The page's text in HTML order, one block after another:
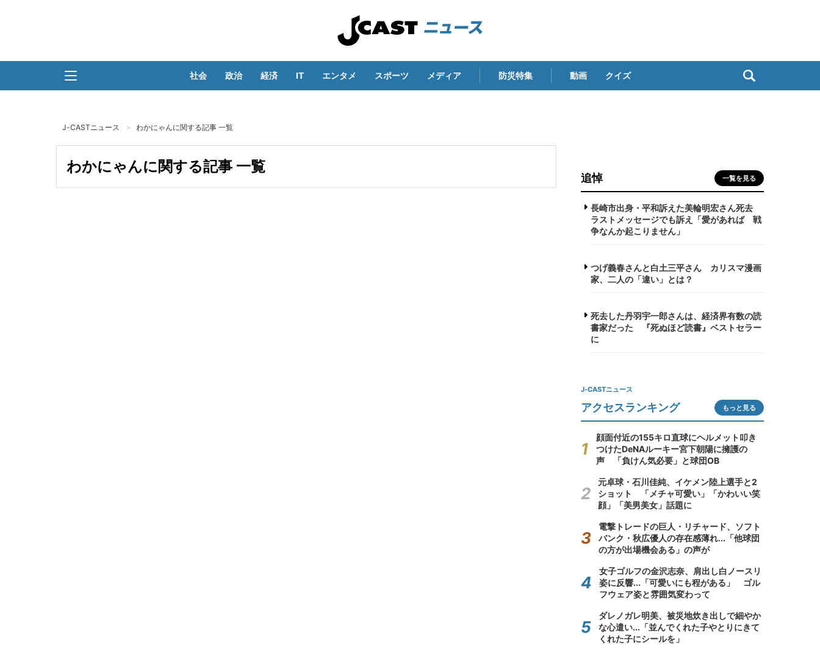
社会 政治 経済 IT エンタメ スポーツ メディア 防災特集 動画 クイズ
J-CASTニュース わかにゃんに関する記事 一覧
わかにゃんに関する記事 一覧
追悼 一覧を見る
長崎市出身・平和訴えた美輪明宏さん死去
ラストメッセージでも訴え「愛があれば 戦
争なんか起こりません」
つげ義春さんと白土三平さん カリスマ漫画
家、二人の「違い」とは？
死去した丹羽宇一郎さんは、経済界有数の読
書家だった 『死ぬほど読書』ベストセラー
に
J-CASTニュース
アクセスランキング もっと見る
顔面付近の155キロ直球にヘルメット叩き
つけたDeNAルーキー宮下朝陽に擁護の
声 「負けん気必要」と球団OB
元卓球・石川佳純、イケメン陸上選手と2
ショット 「メチャ可愛い」「かわいい笑
顔」「美男美女」話題に
電撃トレードの巨人・リチャード、ソフト
バンク・秋広優人の存在感薄れ...「他球団
の方が出場機会ある」の声が
女子ゴルフの金沢志奈、肩出し白ノースリ
姿に反響...「可愛いにも程がある」 ゴル
フウェア姿と雰囲気変わって
ダレノガレ明美、被災地炊き出しで細やか
な心遣い...「並んでくれた子やとりにきて
くれた子にシールを」